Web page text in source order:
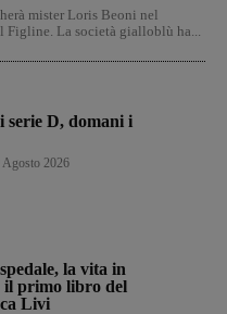
mister Loris Beoni nel
La società gialloblù ha...
serie D, domani i
Agosto 2026
la vita in
il primo libro del
Livi